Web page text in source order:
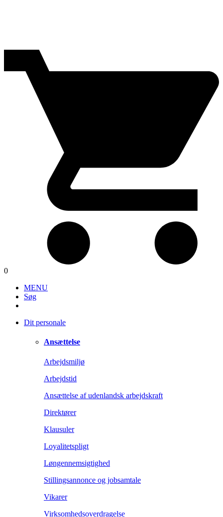
0
MENU
Søg
Dit personale
Ansættelse
Arbejdsmiljø
Arbejdstid
Ansættelse af udenlandsk arbejdskraft
Direktører
Klausuler
Loyalitetspligt
Løngennemsigtighed
Stillingsannonce og jobsamtale
Vikarer
Virksomhedsoverdragelse